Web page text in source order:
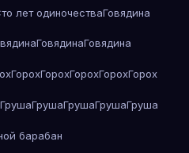
лет одиночестваГовядина
ГовядинаГовядина
ГорохГорохГорохГорохГорох
ГрушаГрушаГрушаГрушаГруша
барабан